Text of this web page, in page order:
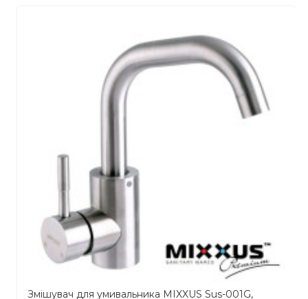
Змішувач для умивальника MIXXUS Sus-001G,